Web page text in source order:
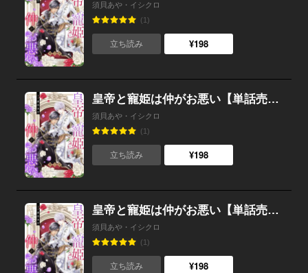
須貝あや・イシクロ
(1)
立ち読み ¥198
皇帝と寵姫は仲がお悪い【単話売】 12話
須貝あや・イシクロ
(1)
立ち読み ¥198
皇帝と寵姫は仲がお悪い【単話売】 11話
須貝あや・イシクロ
(1)
立ち読み ¥198